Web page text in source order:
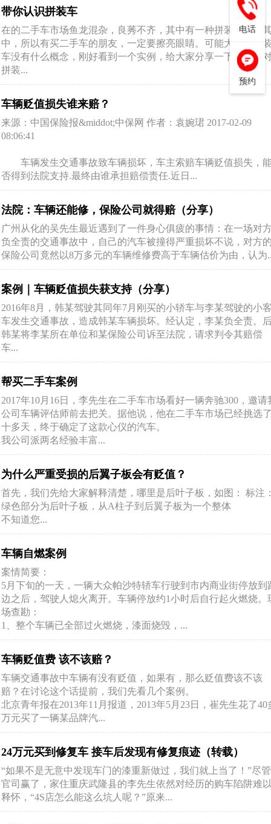
带你认识拼装车
在的二手车市场鱼龙混杂，良莠不齐，其中有一种拼装车混入
中，所以有买二手车的朋友，一定要擦亮眼睛。可能大家对拼
车没有什么概念，刚好看到一个实例，给大家分享一下。让您
拼装...
车辆贬值损失谁来赔？
来源：中国保险报&middot;中保网 作者：袁婉珺 2017-02-09
08:06:41
车辆发生交通事故致车辆损坏，车主索赔车辆贬值损失，
否得到法院支持.最终由谁承担赔偿责任.近日...
法院：车辆还能修，保险公司就得赔（分享）
广州从化的吴先生最近遇到了一件身心俱疲的事情：在一场对
负全责的交通事故中，自己的汽车被撞得严重损坏不说，对方
保险公司竟然以8万多元的车辆维修费高于车辆估价为由，认为
案例｜车辆贬值损失获支持（分享）
2016年8月，韩某驾驶其同年7月刚买的小轿车与李某驾驶的小
车发生交通事故，造成韩某车辆损坏。经认定，李某负全责。
韩某将李某所在单位和某保险公司诉至法院，请求判令其赔偿
车...
帮买二手车案例
2017年10月16日，李先生在二手车市场看好一辆奔驰300，邀请
公司车辆评估师前去把关。据他说，他在二手车市场已经挑选
十多天，终于确定了这款心仪的汽车。
我公司派两名经验丰富...
为什么严重受损的后翼子板会有贬值？
首先，我们先给大家解释清楚，哪里是后叶子板，如图： 标注
绿色部分为后叶子板，从A柱子到后翼子板为一个整体
不知道您...
车辆自燃案例
案情简要：
5月下旬的一天，一辆大众帕沙特轿车行驶到市内商业街停放到
边之后，驾驶人熄火离开。车辆停放约1小时后自行起火燃烧。
场查勘：
1、整个车辆已全部过火燃烧，漆面烧毁，...
车辆贬值费 该不该赔？
车辆交通事故中车辆有没有贬值，如果有，那么贬值费该不该
赔？在讨论这个话提前，我们先看几个案例。
北京青年报在2013年11月报道，2013年5月23日，崔先生花了40
万元买了一辆某品牌汽...
24万元买到修复车 接车后发现有修复痕迹（转载）
“如果不是无意中发现车门的漆重新做过，我们就上当了！”尽管
官司赢了，家住重庆武隆县的李先生依然对经历的购车陷阱难
释怀，“4S店怎么能这么坑人呢？”原来...
电话
预约